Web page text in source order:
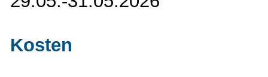
Kosten